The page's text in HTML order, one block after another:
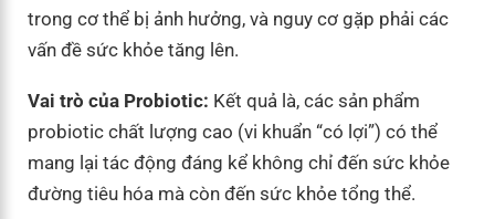
trong cơ thể bị ảnh hưởng, và nguy cơ gặp phải các
vấn đề sức khỏe tăng lên.
Vai trò của Probiotic: Kết quả là, các sản phẩm
probiotic chất lượng cao (vi khuẩn “có lợi”) có thể
mang lại tác động đáng kể không chỉ đến sức khỏe
đường tiêu hóa mà còn đến sức khỏe tổng thể.